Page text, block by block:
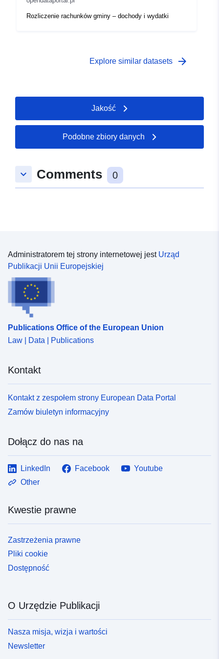
Rozliczenie rachunków gminy – dochody i wydatki
Explore similar datasets arrow_forward
Jakość
Podobne zbiory danych
keyboard_arrow_down Comments 0
Administratorem tej strony internetowej jest Urząd
Publikacji Unii Europejskiej
Publications Office of the European Union
Law | Data | Publications
Kontakt
Kontakt z zespołem strony European Data Portal
Zamów biuletyn informacyjny
Dołącz do nas na
LinkedIn Facebook
Youtube
Other
Kwestie prawne
Zastrzeżenia prawne
Pliki cookie
Dostępność
O Urzędzie Publikacji
Nasza misja, wizja i wartości
Newsletter